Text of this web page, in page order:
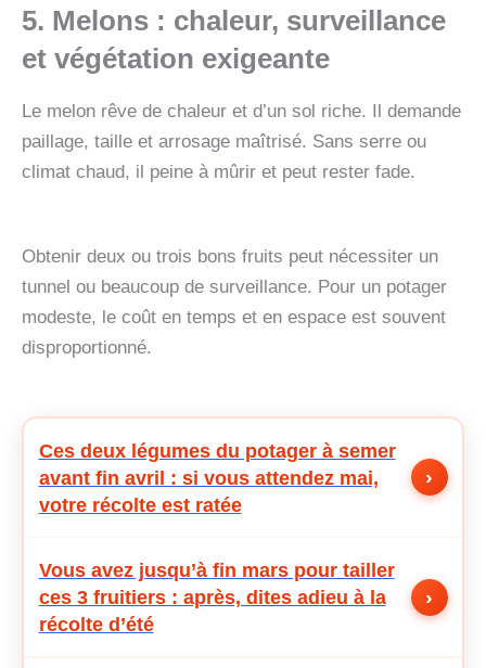
5. Melons : chaleur, surveillance
et végétation exigeante
Le melon rêve de chaleur et d’un sol riche. Il demande
paillage, taille et arrosage maîtrisé. Sans serre ou
climat chaud, il peine à mûrir et peut rester fade.
Obtenir deux ou trois bons fruits peut nécessiter un
tunnel ou beaucoup de surveillance. Pour un potager
modeste, le coût en temps et en espace est souvent
disproportionné.
Ces deux légumes du potager à semer
avant fin avril : si vous attendez mai,
votre récolte est ratée
›
Vous avez jusqu’à fin mars pour tailler
ces 3 fruitiers : après, dites adieu à la
récolte d’été
›